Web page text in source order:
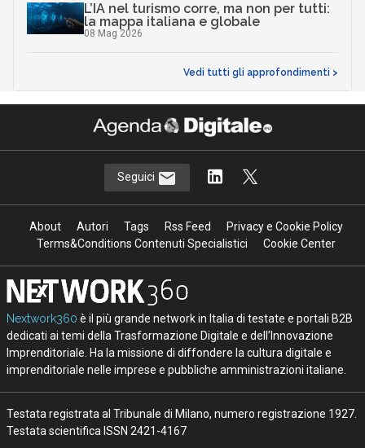
L’IA nel turismo corre, ma non per tutti:
la mappa italiana e globale
08 Mag 2026
Vedi tutti gli approfondimenti >
Seguici
About Autori Tags Rss Feed
Privacy e Cookie Policy
Terms&Conditions Contenuti Specialistici
Cookie Center
Nextwork360 è il più grande network in Italia di testate e portali B2B
dedicati ai temi della Trasformazione Digitale e dell’Innovazione
Imprenditoriale. Ha la missione di diffondere la cultura digitale e
imprenditoriale nelle imprese e pubbliche amministrazioni italiane.
Testata registrata al Tribunale di Milano, numero registrazione 1927.
Testata scientifica ISSN 2421-4167